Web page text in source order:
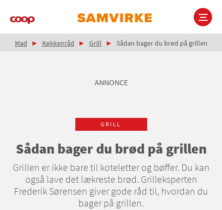
Main
Brødkrumme
Mad Køkkenråd Grill Sådan bager du brød på grillen
ANNONCE
GRILL
Sådan bager du brød på grillen
Grillen er ikke bare til koteletter og bøffer. Du kan
også lave det lækreste brød. Grilleksperten
Frederik Sørensen giver gode råd til, hvordan du
bager på grillen.